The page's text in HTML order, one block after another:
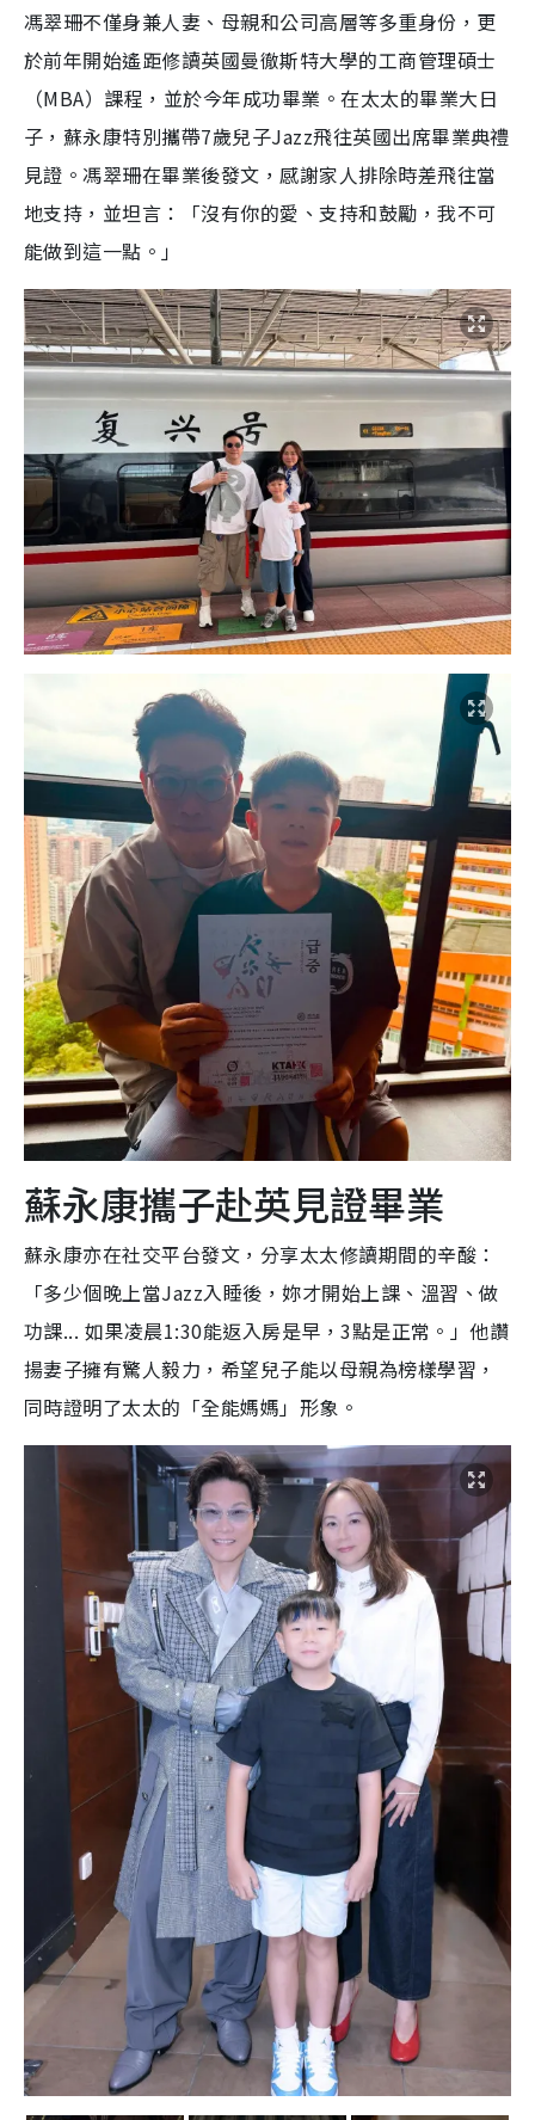
馮翠珊不僅身兼人妻、母親和公司高層等多重身份，更
於前年開始遙距修讀英國曼徹斯特大學的工商管理碩士
（MBA）課程，並於今年成功畢業。在太太的畢業大日
子，蘇永康特別攜帶7歲兒子Jazz飛往英國出席畢業典禮
見證。馮翠珊在畢業後發文，感謝家人排除時差飛往當
地支持，並坦言：「沒有你的愛、支持和鼓勵，我不可
能做到這一點。」
蘇永康攜子赴英見證畢業
蘇永康亦在社交平台發文，分享太太修讀期間的辛酸：
「多少個晚上當Jazz入睡後，妳才開始上課、溫習、做
功課... 如果凌晨1:30能返入房是早，3點是正常。」他讚
揚妻子擁有驚人毅力，希望兒子能以母親為榜樣學習，
同時證明了太太的「全能媽媽」形象。